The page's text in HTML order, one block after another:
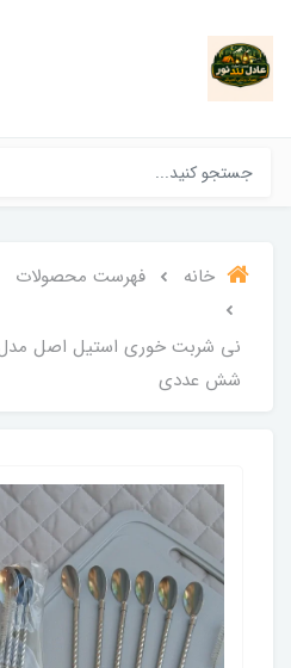
خانه فهرست محصولات
نی شربت خوری استیل اصل مدل
شش عددی